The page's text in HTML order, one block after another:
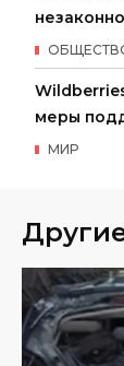
меры
МИР